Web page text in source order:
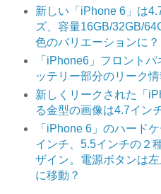
新しい「iPhone 6」は
ズ、容量16GB/32GB/
色のバリエーションに？
「iPhone6」フロント
ッテリー部分のリーク情
新しくリークされた「
る金型の画像は4.7イン
「iPhone 6」のハード
インチ、5.5インチの２
ザイン。電源ボタンは
に移動？